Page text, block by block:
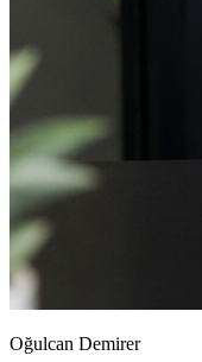
Oğulcan Demirer